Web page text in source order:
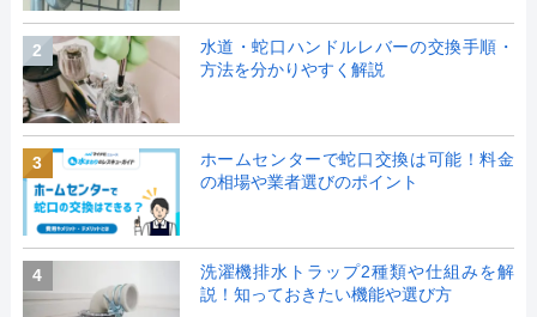
2
水道・蛇口ハンドルレバーの交換手順・
方法を分かりやすく解説
3
ホームセンターで蛇口交換は可能！料金
の相場や業者選びのポイント
4
洗濯機排水トラップ2種類や仕組みを解
説！知っておきたい機能や選び方